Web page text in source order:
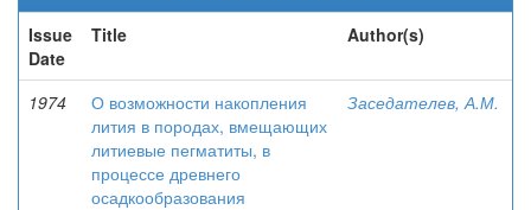
Issue
Date
Title Author(s)
1974
О возможности накопления
лития в породах, вмещающих
литиевые пегматиты, в
процессе древнего
осадкообразования
Заседателев, А.М.